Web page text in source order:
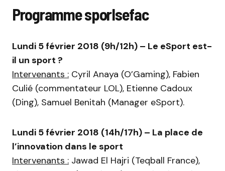
Programme sporIsefac
Lundi 5 février 2018 (9h/12h) – Le eSport est-
il un sport ?
Intervenants : Cyril Anaya (O’Gaming), Fabien
Culié (commentateur LOL), Etienne Cadoux
(Ding), Samuel Benitah (Manager eSport).
Lundi 5 février 2018 (14h/17h) – La place de
l’innovation dans le sport
Intervenants : Jawad El Hajri (Teqball France),